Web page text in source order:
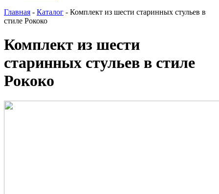
Главная - Каталог - Комплект из шести старинных стульев в
стиле Рококо
Комплект из шести
старинных стульев в стиле
Рококо